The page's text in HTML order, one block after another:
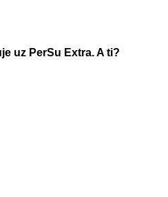
uz PerSu Extra. A ti?